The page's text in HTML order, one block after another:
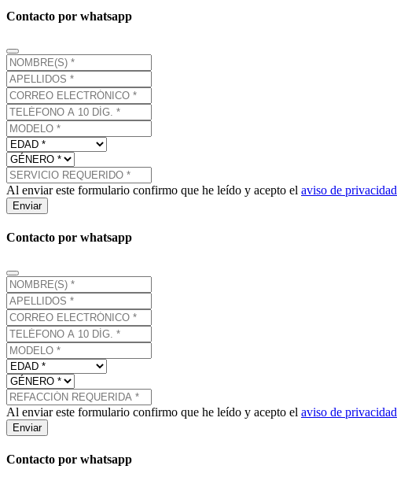
Contacto por whatsapp
Al enviar este formulario confirmo que he leído y acepto el aviso de privacidad
Enviar
Contacto por whatsapp
Al enviar este formulario confirmo que he leído y acepto el aviso de privacidad
Enviar
Contacto por whatsapp